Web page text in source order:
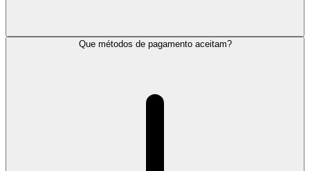
Que métodos de pagamento aceitam?